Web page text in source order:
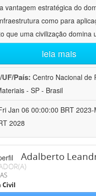
vantagem estratégica do
como para
que uma civilização domina
leia mais
País: Centro Nacional de
- SP - Brasil
Jan 06 00:00:00 BRT 2023-
2028
Adalberto
Civil